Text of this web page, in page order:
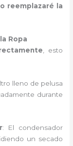
reemplazaré la
Ropa
, esto
lleno de pelusa
durante
: El condensador
un secado